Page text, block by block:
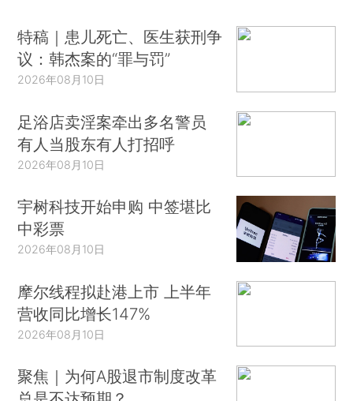
特稿｜患儿死亡、医生获刑争
议：韩杰案的“罪与罚”
2026年08月10日
足浴店卖淫案牵出多名警员
有人当股东有人打招呼
2026年08月10日
宇树科技开始申购 中签堪比
中彩票
2026年08月10日
摩尔线程拟赴港上市 上半年
营收同比增长147%
2026年08月10日
聚焦｜为何A股退市制度改革